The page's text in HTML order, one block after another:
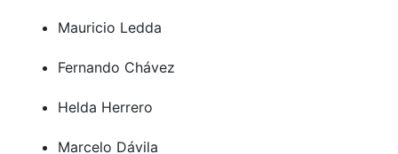
Mauricio Ledda
Fernando Chávez
Helda Herrero
Marcelo Dávila